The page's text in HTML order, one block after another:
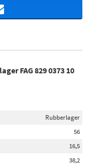
FAG 829 0373 10
Rubberlager
56
16,5
38,2